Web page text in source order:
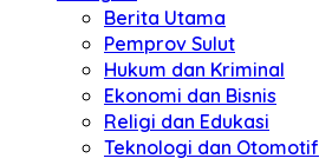
Berita Utama
Pemprov Sulut
Hukum dan Kriminal
Ekonomi dan Bisnis
Religi dan Edukasi
Teknologi dan Otomotif